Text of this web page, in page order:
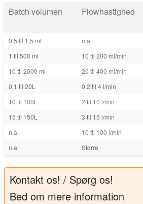
Batch volumen Flowhastighed
0.5 til 1,5 ml n.a.
1 til 500 ml
10 til 200 ml/min
10 til 2000 ml
20 til 400 ml/min
0.1 til 20L
0.2 til 4 l/min
10 til 100L
2 til 10 l/min
15 til 150L
3 til 15 l/min
n.a.
10 til 100 l/min
n.a.
Større
Kontakt os! / Spørg os!
Bed om mere information